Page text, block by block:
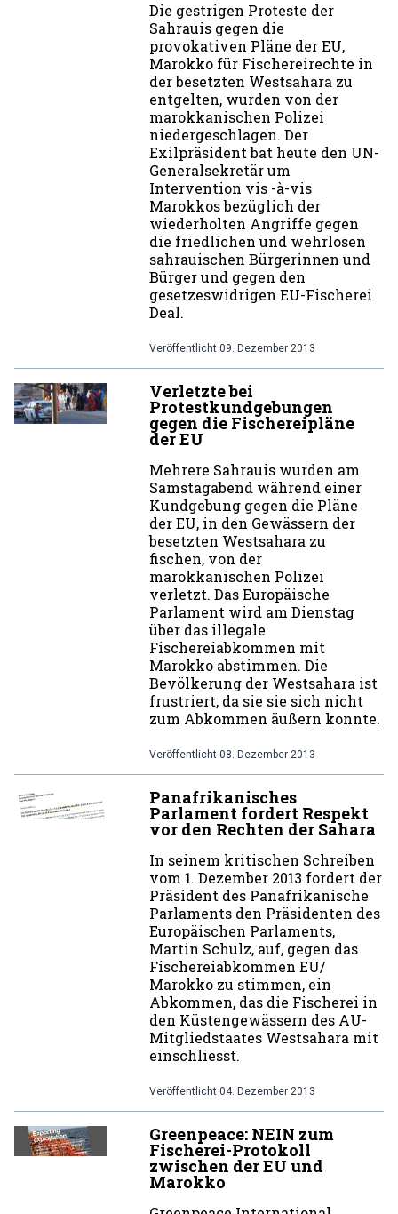
Die gestrigen Proteste der
Sahrauis gegen die
provokativen Pläne der EU,
Marokko für Fischereirechte in
der besetzten Westsahara zu
entgelten, wurden von der
marokkanischen Polizei
niedergeschlagen. Der
Exilpräsident bat heute den UN-
Generalsekretär um
Intervention vis -à-vis
Marokkos bezüglich der
wiederholten Angriffe gegen
die friedlichen und wehrlosen
sahrauischen Bürgerinnen und
Bürger und gegen den
gesetzeswidrigen EU-Fischerei
Deal.
Veröffentlicht 09. Dezember 2013
Verletzte bei
Protestkundgebungen
gegen die Fischereipläne
der EU
Mehrere Sahrauis wurden am
Samstagabend während einer
Kundgebung gegen die Pläne
der EU, in den Gewässern der
besetzten Westsahara zu
fischen, von der
marokkanischen Polizei
verletzt. Das Europäische
Parlament wird am Dienstag
über das illegale
Fischereiabkommen mit
Marokko abstimmen. Die
Bevölkerung der Westsahara ist
frustriert, da sie sie sich nicht
zum Abkommen äußern konnte.
Veröffentlicht 08. Dezember 2013
Panafrikanisches
Parlament fordert Respekt
vor den Rechten der Sahara
In seinem kritischen Schreiben
vom 1. Dezember 2013 fordert der
Präsident des Panafrikanische
Parlaments den Präsidenten des
Europäischen Parlaments,
Martin Schulz, auf, gegen das
Fischereiabkommen EU/
Marokko zu stimmen, ein
Abkommen, das die Fischerei in
den Küstengewässern des AU-
Mitgliedstaates Westsahara mit
einschliesst.
Veröffentlicht 04. Dezember 2013
Greenpeace: NEIN zum
Fischerei-Protokoll
zwischen der EU und
Marokko